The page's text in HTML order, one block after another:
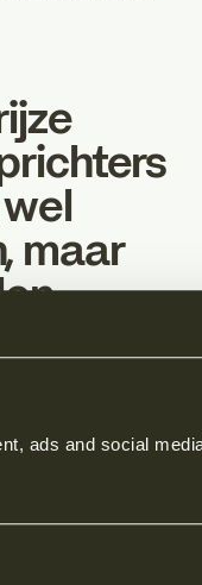
ads and social
maar
met een netwerk
willen spelen. Ze